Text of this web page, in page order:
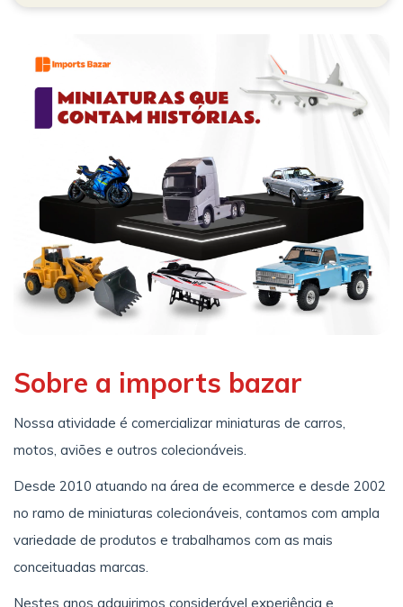
Sobre a imports bazar
Nossa atividade é comercializar miniaturas de carros,
motos, aviões e outros colecionáveis.
Desde 2010 atuando na área de ecommerce e desde 2002
no ramo de miniaturas colecionáveis, contamos com ampla
variedade de produtos e trabalhamos com as mais
conceituadas marcas.
Nestes anos adquirimos considerável experiência e